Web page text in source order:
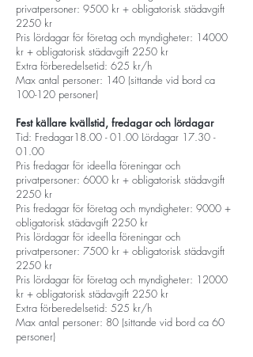
privatpersoner: 9500 kr + obligatorisk städavgift
2250 kr
Pris lördagar för företag och myndigheter: 14000
kr + obligatorisk städavgift 2250 kr
Extra förberedelsetid: 625 kr/h
Max antal personer: 140 (sittande vid bord ca
100-120 personer)
Fest källare kvällstid, fredagar och lördagar
Tid: Fredagar18.00 - 01.00 Lördagar 17.30 -
01.00
Pris fredagar för ideella föreningar och
privatpersoner: 6000 kr + obligatorisk städavgift
2250 kr
Pris fredagar för företag och myndigheter: 9000 +
obligatorisk städavgift 2250 kr
Pris lördagar för ideella föreningar och
privatpersoner: 7500 kr + obligatorisk städavgift
2250 kr
Pris lördagar för företag och myndigheter: 12000
kr + obligatorisk städavgift 2250 kr
Extra förberedelsetid: 525 kr/h
Max antal personer: 80 (sittande vid bord ca 60
personer)